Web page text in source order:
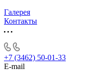
Галерея
Контакты
+7 (3462) 50-01-33
E-mail